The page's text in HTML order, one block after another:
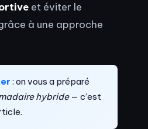
et éviter le
à une approche
: on vous a préparé
hybride— c’est